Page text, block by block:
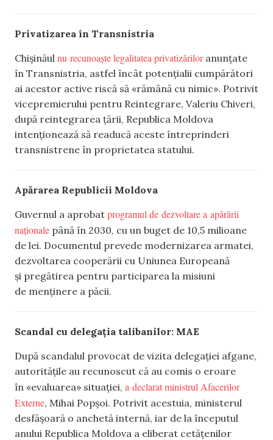
Privatizarea în Transnistria
Chișinăul nu recunoaște legalitatea privatizăriloranunțate
în Transnistria, astfel încât potențialii cumpărători
ai acestor active riscă să «rămână cu nimic». Potrivit
vicepremierului pentru Reintegrare, Valeriu Chiveri,
după reintegrarea țării, Republica Moldova
intenționează să readucă aceste întreprinderi
transnistrene în proprietatea statului.
Apărarea Republicii Moldova
Guvernul a aprobat programul de dezvoltare a apărării
naționale până în 2030, cu un buget de 10,5 milioane
de lei. Documentul prevede modernizarea armatei,
dezvoltarea cooperării cu Uniunea Europeană
și pregătirea pentru participarea la misiuni
de menținere a păcii.
Scandal cu delegația talibanilor: MAE
După scandalul provocat de vizita delegației afgane,
autoritățile au recunoscut că au comis o eroare
în «evaluarea» situației, a declarat ministrul Afacerilor
Externe, Mihai Popșoi. Potrivit acestuia, ministerul
desfășoară o anchetă internă, iar de la începutul
anului Republica Moldova a eliberat cetățenilor